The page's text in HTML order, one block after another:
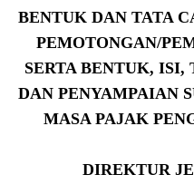
BENTUK DAN TATA
PEMOTONGAN/
SERTA BENTUK, ISI,
DAN PENYAMPAIAN
MASA PAJAK
DIREKTUR